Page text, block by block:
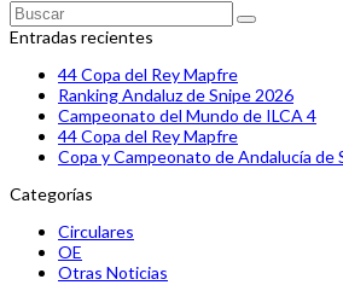
Buscar
Enviar
Entradas recientes
44 Copa del Rey Mapfre
Ranking Andaluz de Snipe 2026
Campeonato del Mundo de ILCA 4
44 Copa del Rey Mapfre
Copa y Campeonato de Andalucía de
Categorías
Circulares
OE
Otras Noticias